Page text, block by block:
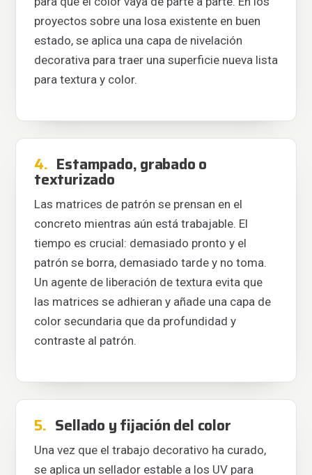
proyectos sobre una losa existente en buen
estado, se aplica una capa de nivelación
decorativa para traer una superficie nueva lista
para textura y color.
4. Estampado, grabado o
texturizado
Las matrices de patrón se prensan en el
concreto mientras aún está trabajable. El
tiempo es crucial: demasiado pronto y el
patrón se borra, demasiado tarde y no toma.
Un agente de liberación de textura evita que
las matrices se adhieran y añade una capa de
color secundaria que da profundidad y
contraste al patrón.
5. Sellado y fijación del color
Una vez que el trabajo decorativo ha curado,
se aplica un sellador estable a los UV para